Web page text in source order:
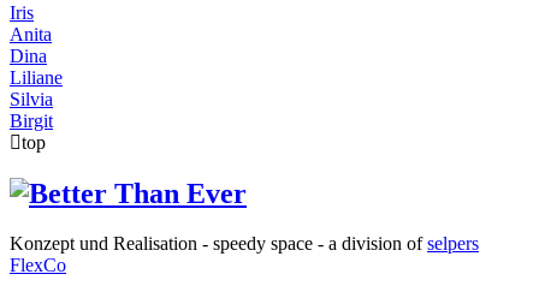
Iris
Anita
Dina
Liliane
Silvia
Birgit
top
Konzept und Realisation - speedy space - a division ofselpers
FlexCo